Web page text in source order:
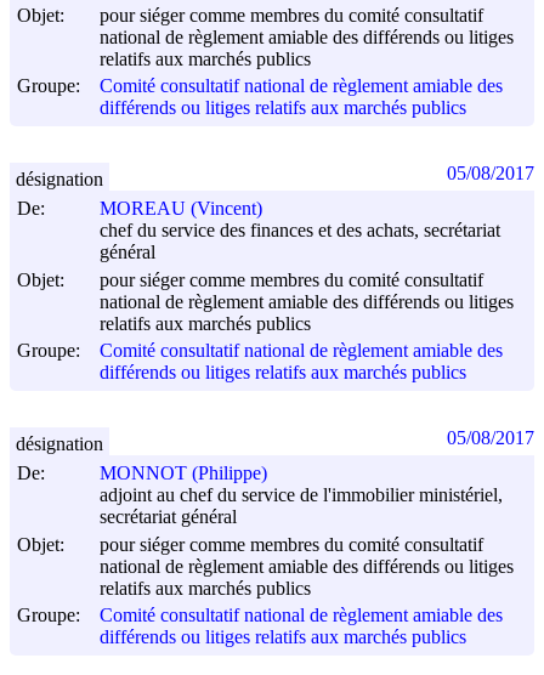
Objet:
pour siéger comme membres du comité consultatif
national de règlement amiable des différends ou litiges
relatifs aux marchés publics
Groupe:
Comité consultatif national de règlement amiable des
différends ou litiges relatifs aux marchés publics
De:
MOREAU (Vincent)
chef du service des finances et des achats, secrétariat
général
Objet:
pour siéger comme membres du comité consultatif
national de règlement amiable des différends ou litiges
relatifs aux marchés publics
Groupe:
Comité consultatif national de règlement amiable des
différends ou litiges relatifs aux marchés publics
désignation 05/08/2017
De:
MONNOT (Philippe)
adjoint au chef du service de l'immobilier ministériel,
secrétariat général
Objet:
pour siéger comme membres du comité consultatif
national de règlement amiable des différends ou litiges
relatifs aux marchés publics
Groupe:
Comité consultatif national de règlement amiable des
différends ou litiges relatifs aux marchés publics
désignation 05/08/2017